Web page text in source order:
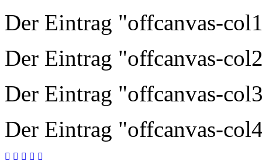
Der Eintrag "offcanvas-
Der Eintrag "offcanvas-
Der Eintrag "offcanvas-
Der Eintrag "offcanvas-